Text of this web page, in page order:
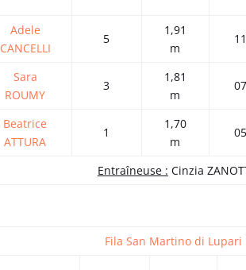
Adele
CANCELLI
5
1,91
m
Sara
ROUMY
3
1,81
m
Beatrice
ATTURA
1
1,70
m
Entraîneuse : Cinzia
Fila San Martino di Lupari